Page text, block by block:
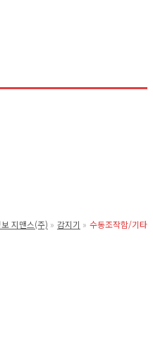
지맨스(주) 감지기 수동조작함/기타